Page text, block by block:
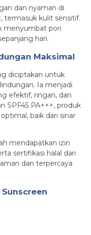
dan nyaman di
termasuk kulit sensitif.
menyumbat pori
hari.
Maksimal
diciptakan untuk
Ia menjadi
efektif, ringan, dan
SPF45 PA+++, produk
baik dari sinar
mendapatkan izin
sertifikasi halal dari
dan terpercaya